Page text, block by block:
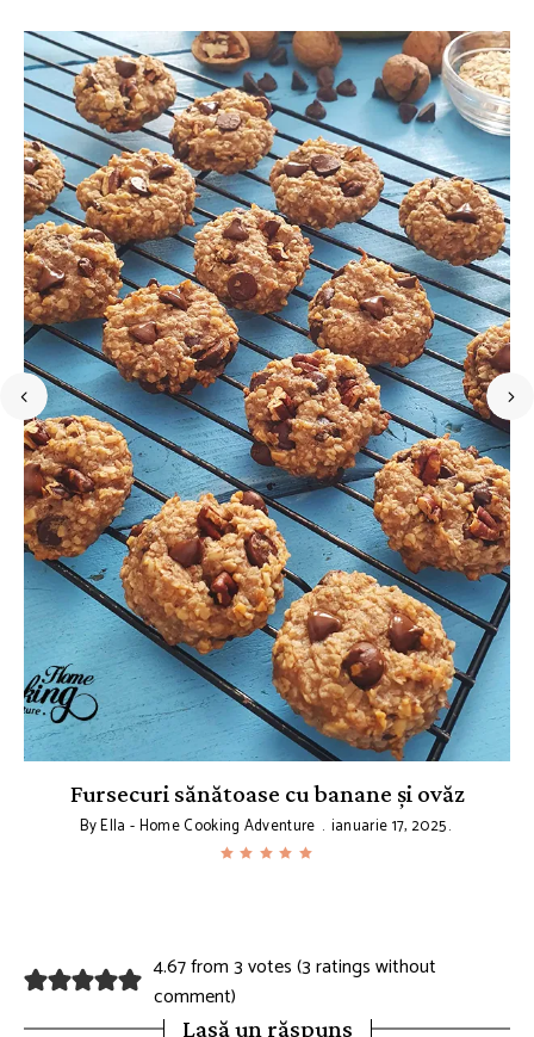
Fursecuri sănătoase cu banane și ovăz
ByElla - Home Cooking Adventure ianuarie 17, 2025
4.67 from 3 votes (3 ratings without
comment)
Lasă un răspuns